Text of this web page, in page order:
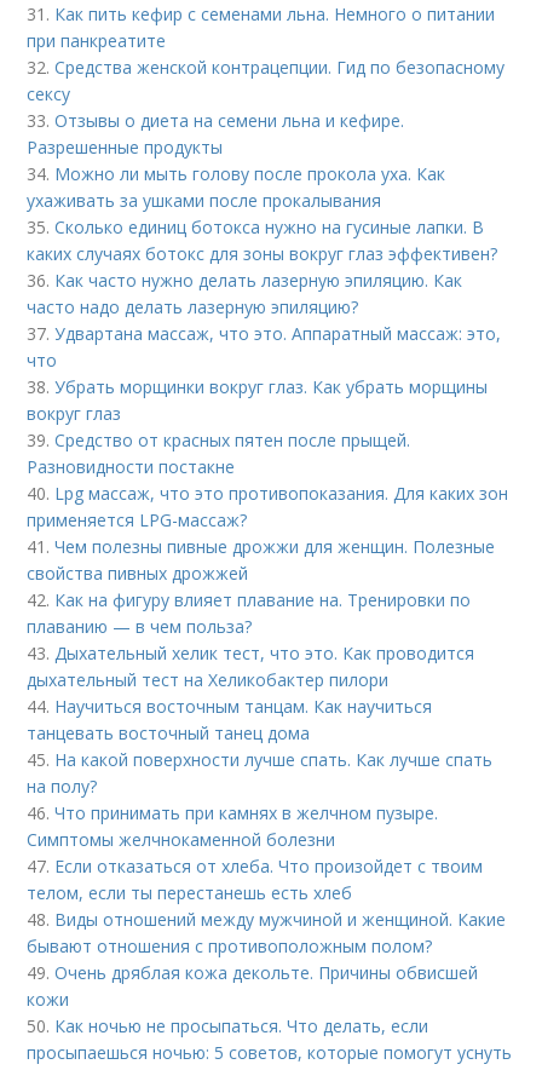
31. Как пить кефир с семенами льна. Немного о питании
при панкреатите
32.Средства женской контрацепции. Гид по безопасному
сексу
33.Отзывы о диета на семени льна и кефире.
Разрешенные продукты
34. Можно ли мыть голову после прокола уха. Как
ухаживать за ушками после прокалывания
35.Сколько единиц ботокса нужно на гусиные лапки. В
каких случаях ботокс для зоны вокруг глаз эффективен?
36. Как часто нужно делать лазерную эпиляцию. Как
часто надо делать лазерную эпиляцию?
37.Удвартана массаж, что это. Аппаратный массаж: это,
что
38.Убрать морщинки вокруг глаз. Как убрать морщины
вокруг глаз
39.Средство от красных пятен после прыщей.
Разновидности постакне
40. Lpg массаж, что это противопоказания. Для каких зон
применяется LPG-массаж?
41.Чем полезны пивные дрожжи для женщин. Полезные
свойства пивных дрожжей
42. Как на фигуру влияет плавание на. Тренировки по
плаванию — в чем польза?
43.Дыхательный хелик тест, что это. Как проводится
дыхательный тест на Хеликобактер пилори
44. Научиться восточным танцам. Как научиться
танцевать восточный танец дома
45. На какой поверхности лучше спать. Как лучше спать
на полу?
46.Что принимать при камнях в желчном пузыре.
Симптомы желчнокаменной болезни
47. Если отказаться от хлеба. Что произойдет с твоим
телом, если ты перестанешь есть хлеб
48. Виды отношений между мужчиной и женщиной. Какие
бывают отношения с противоположным полом?
49.Очень дряблая кожа декольте. Причины обвисшей
кожи
50. Как ночью не просыпаться. Что делать, если
просыпаешься ночью: 5 советов, которые помогут уснуть